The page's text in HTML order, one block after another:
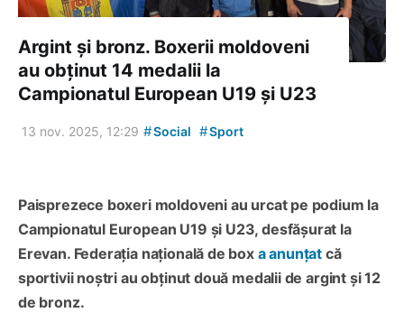
Argint și bronz. Boxerii moldoveni
au obținut 14 medalii la
Campionatul European U19 și U23
13 nov. 2025, 12:29 #Social #Sport
Paisprezece boxeri moldoveni au urcat pe podium la
Campionatul European U19 și U23, desfășurat la
Erevan. Federația națională de box a anunțat că
sportivii noștri au obținut două medalii de argint și 12
de bronz.